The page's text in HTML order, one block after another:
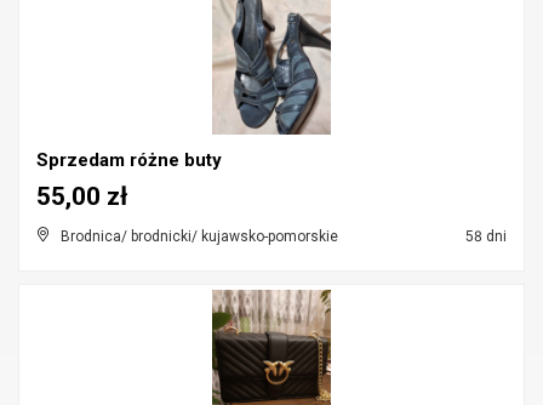
Sprzedam różne buty
Brodnica/ brodnicki/ kujawsko-pomorskie 58 dni
55,00 zł